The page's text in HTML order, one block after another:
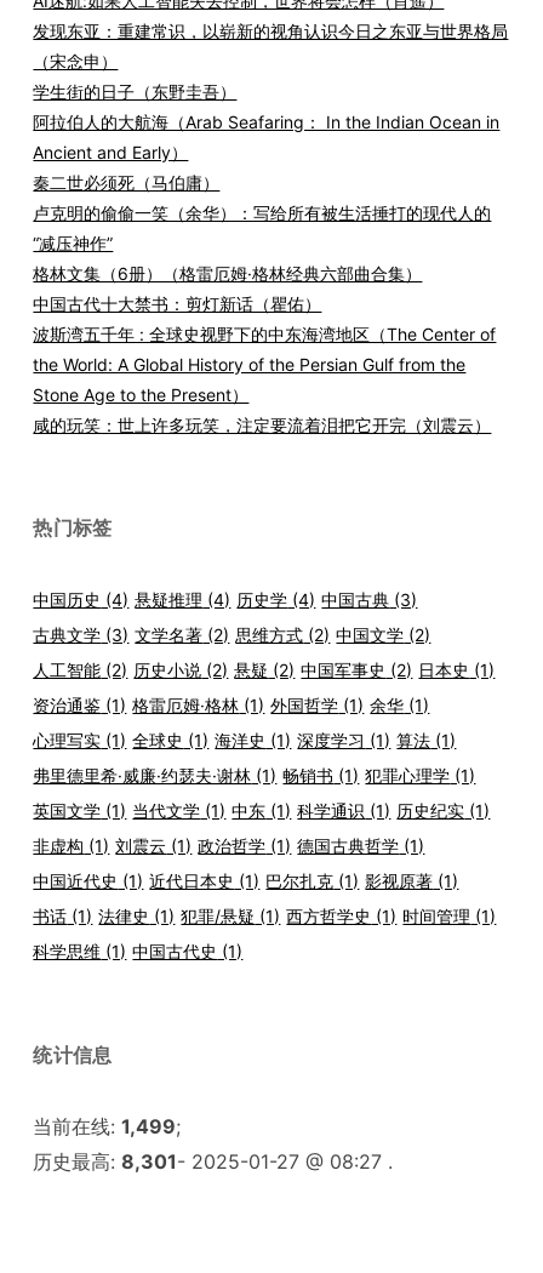
发现东亚：重建常识，以崭新的视角认识今日之东亚与世界格局
（宋念申）
学生街的日子（东野圭吾）
阿拉伯人的大航海（Arab Seafaring： In the Indian Ocean in
Ancient and Early）
秦二世必须死（马伯庸）
卢克明的偷偷一笑（余华）：写给所有被生活捶打的现代人的
“减压神作”
格林文集（6册）（格雷厄姆·格林经典六部曲合集）
中国古代十大禁书：剪灯新话（瞿佑）
波斯湾五千年 : 全球史视野下的中东海湾地区（The Center of
the World: A Global History of the Persian Gulf from the
Stone Age to the Present）
咸的玩笑：世上许多玩笑，注定要流着泪把它开完（刘震云）
热门标签
中国历史 (4) 悬疑推理 (4) 历史学 (4) 中国古典 (3)
古典文学 (3) 文学名著 (2) 思维方式 (2) 中国文学 (2)
人工智能 (2) 历史小说 (2) 悬疑 (2) 中国军事史 (2) 日本史 (1)
资治通鉴 (1) 格雷厄姆·格林 (1) 外国哲学 (1) 余华 (1)
心理写实 (1) 全球史 (1) 海洋史 (1) 深度学习 (1) 算法 (1)
弗里德里希·威廉·约瑟夫·谢林 (1) 畅销书 (1) 犯罪心理学 (1)
英国文学 (1) 当代文学 (1) 中东 (1) 科学通识 (1) 历史纪实 (1)
非虚构 (1) 刘震云 (1) 政治哲学 (1) 德国古典哲学 (1)
中国近代史 (1) 近代日本史 (1) 巴尔扎克 (1) 影视原著 (1)
书话 (1) 法律史 (1) 犯罪/悬疑 (1) 西方哲学史 (1) 时间管理 (1)
科学思维 (1) 中国古代史 (1)
统计信息
当前在线:1,499;
历史最高:8,301- 2025-01-27 @ 08:27 .